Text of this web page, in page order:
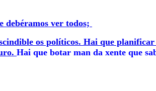
debéramos ver todos;
os políticos. Hai que planificar
Hai que botar man da xente que